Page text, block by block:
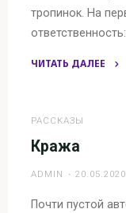
тропинок. На
ЧИТАТЬ ДАЛЕЕ
Олег"
РАССКАЗЫ
Кража
ADMIN 20.05.2020
Почти пустой